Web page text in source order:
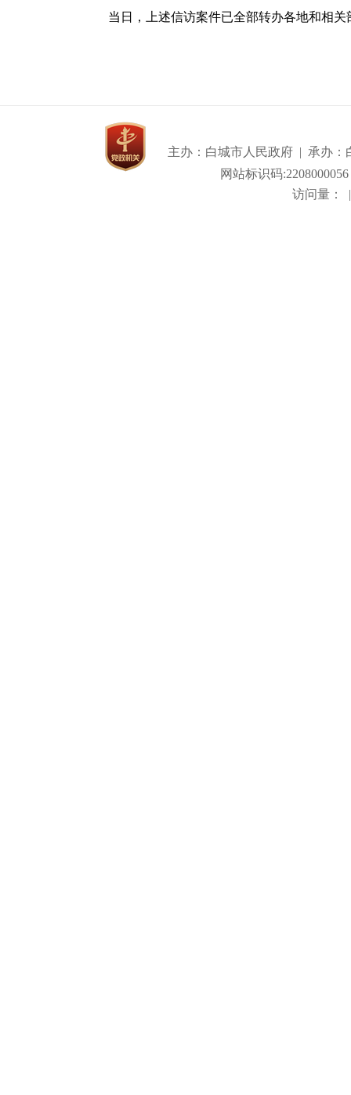
当日，上述信访案件已全部转办各地和相关
主办：白城市人民政府 | 承办：
网站标识码
访问量：